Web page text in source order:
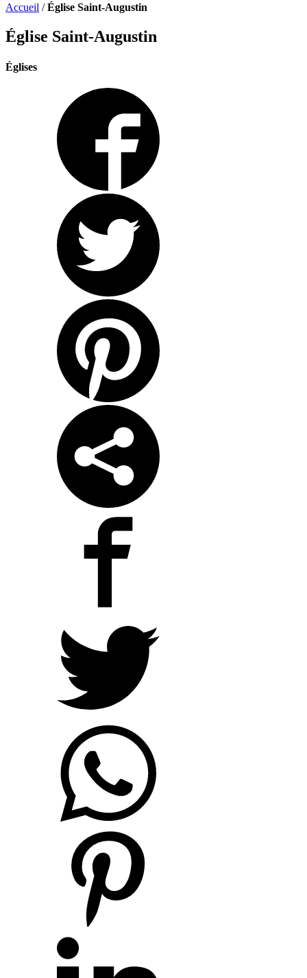
Accueil /Église Saint-Augustin
Église Saint-Augustin
Églises